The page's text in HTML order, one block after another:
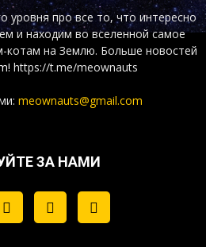
уровня про все то, что интересно
и находим во вселенной самое
котам на Землю. Больше новостей
https://t.me/meownauts
meownauts@gmail.com
ЗА НАМИ